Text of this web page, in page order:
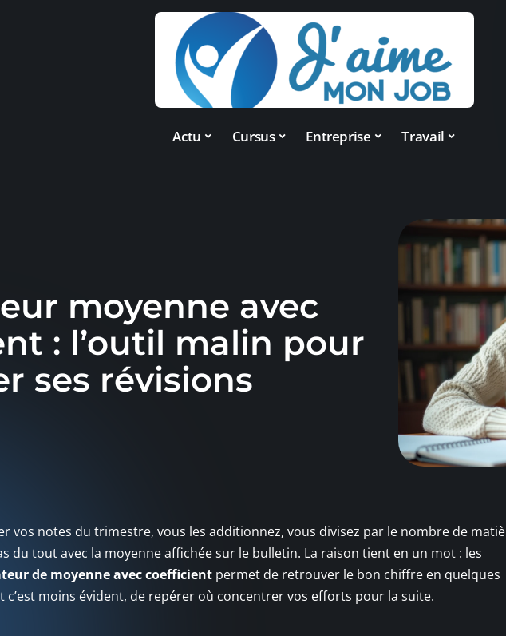
Actu Cursus Entreprise Travail
moyenne avec
: l’outil malin pour
ses révisions
vos notes du trimestre, vous les additionnez, vous divisez par le nombre de
du tout avec la moyenne affichée sur le bulletin. La raison tient en un mot : les
de moyenne avec coefficient permet de retrouver le bon chiffre en quelques
c’est moins évident, de repérer où concentrer vos efforts pour la suite.